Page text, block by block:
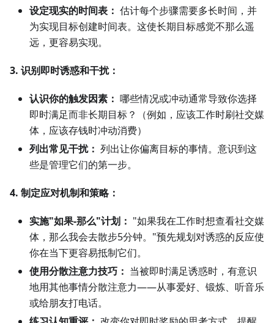
设定现实的时间表： 估计每个步骤需要多长时间，并
为实现目标创建时间表。这使长期目标感觉不那么遥
远，更容易实现。
3. 识别即时诱惑和干扰：
认识你的触发因素： 哪些情况或冲动通常导致你选择
即时满足而非长期目标？（例如，应该工作时刷社交媒
体，应该存钱时冲动消费）
列出常见干扰： 列出让你偏离目标的事情。意识到这
些是管理它们的第一步。
4. 制定应对机制和策略：
实施"如果-那么"计划： "如果我在工作时想查看社交媒
体，那么我会去散步5分钟。"预先规划对诱惑的反应使
你在当下更容易抵制它们。
使用分散注意力技巧： 当被即时满足诱惑时，有意识
地用其他事情分散注意力——从事爱好、锻炼、听音乐
或给朋友打电话。